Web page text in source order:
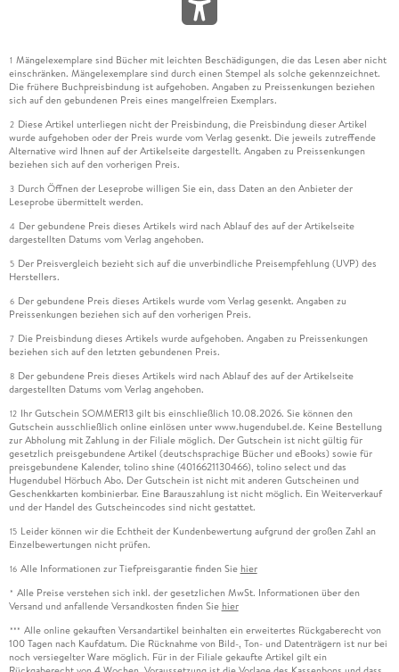
1 Mängelexemplare sind Bücher mit leichten Beschädigungen, die das Lesen aber nicht
einschränken. Mängelexemplare sind durch einen Stempel als solche gekennzeichnet.
Die frühere Buchpreisbindung ist aufgehoben. Angaben zu Preissenkungen beziehen
sich auf den gebundenen Preis eines mangelfreien Exemplars.
2 Diese Artikel unterliegen nicht der Preisbindung, die Preisbindung dieser Artikel
wurde aufgehoben oder der Preis wurde vom Verlag gesenkt. Die jeweils zutreffende
Alternative wird Ihnen auf der Artikelseite dargestellt. Angaben zu Preissenkungen
beziehen sich auf den vorherigen Preis.
3 Durch Öffnen der Leseprobe willigen Sie ein, dass Daten an den Anbieter der
Leseprobe übermittelt werden.
4 Der gebundene Preis dieses Artikels wird nach Ablauf des auf der Artikelseite
dargestellten Datums vom Verlag angehoben.
5 Der Preisvergleich bezieht sich auf die unverbindliche Preisempfehlung (UVP) des
Herstellers.
6 Der gebundene Preis dieses Artikels wurde vom Verlag gesenkt. Angaben zu
Preissenkungen beziehen sich auf den vorherigen Preis.
7 Die Preisbindung dieses Artikels wurde aufgehoben. Angaben zu Preissenkungen
beziehen sich auf den letzten gebundenen Preis.
8 Der gebundene Preis dieses Artikels wird nach Ablauf des auf der Artikelseite
dargestellten Datums vom Verlag angehoben.
12 Ihr Gutschein SOMMER13 gilt bis einschließlich 10.08.2026. Sie können den
Gutschein ausschließlich online einlösen unter www.hugendubel.de. Keine Bestellung
zur Abholung mit Zahlung in der Filiale möglich. Der Gutschein ist nicht gültig für
gesetzlich preisgebundene Artikel (deutschsprachige Bücher und eBooks) sowie für
preisgebundene Kalender, tolino shine (4016621130466), tolino select und das
Hugendubel Hörbuch Abo. Der Gutschein ist nicht mit anderen Gutscheinen und
Geschenkkarten kombinierbar. Eine Barauszahlung ist nicht möglich. Ein Weiterverkauf
und der Handel des Gutscheincodes sind nicht gestattet.
15 Leider können wir die Echtheit der Kundenbewertung aufgrund der großen Zahl an
Einzelbewertungen nicht prüfen.
16 Alle Informationen zur Tiefpreisgarantie finden Sie hier
* Alle Preise verstehen sich inkl. der gesetzlichen MwSt. Informationen über den
Versand und anfallende Versandkosten finden Sie hier
*** Alle online gekauften Versandartikel beinhalten ein erweitertes Rückgaberecht von
100 Tagen nach Kaufdatum. Die Rücknahme von Bild-, Ton- und Datenträgern ist nur bei
noch versiegelter Ware möglich. Für in der Filiale gekaufte Artikel gilt ein